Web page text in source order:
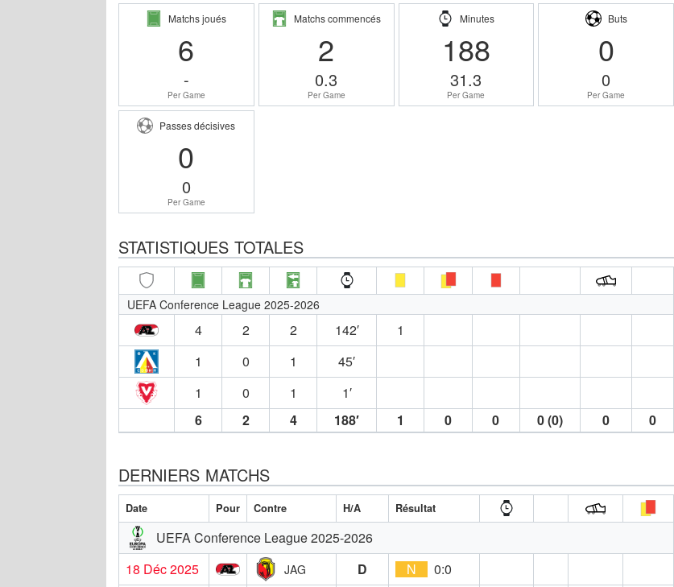
Matchs joués
6
-
Per Game
Matchs commencés
2
0.3
Per Game
Minutes
188
31.3
Per Game
Buts
0
0
Per Game
Passes décisives
0
0
Per Game
STATISTIQUES TOTALES
UEFA Conference League 2025-2026
4 2 2 142′
1
1
0 1
45′
1
0 1
1′
6
2 4 188′ 1 0 0 0 (0) 0 0
DERNIERS MATCHS
Date Pour Contre H/A Résultat
UEFA Conference League 2025-2026
18 Déc 2025
JAG D N
0:0